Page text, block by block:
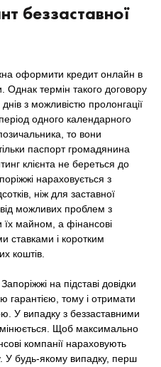
беззаставної
оформити кредит онлайн в
Однак термін такого договору
з можливістю пролонгації
одного календарного
то вони
паспорт громадянина
клієнта не береться до
нараховується з
ніж для заставної
можливих проблем з
майном, а фінансові
ставками і коротким
коштів.
на підставі довідки
гарантією, тому і отримати
У випадку з беззаставними
Щоб максимально
компанії нараховують
У будь-якому випадку, перш